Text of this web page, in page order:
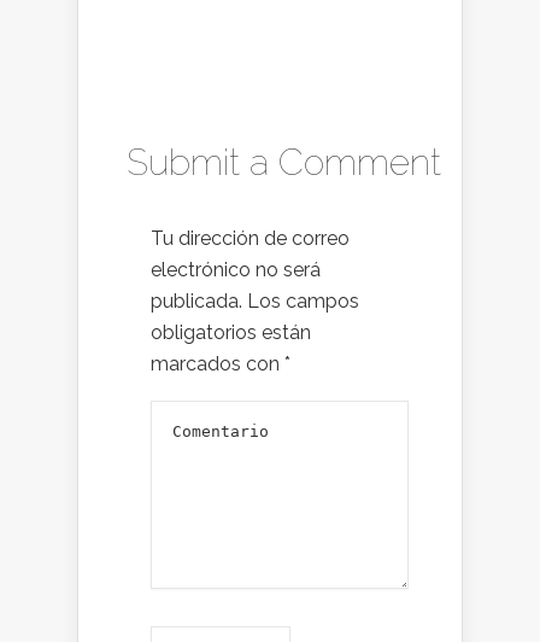
Submit a Comment
Tu dirección de correo
electrónico no será
publicada. Los campos
obligatorios están
marcados con *